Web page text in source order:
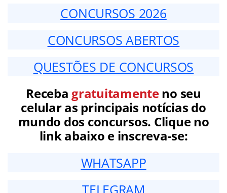
CONCURSOS 2026
CONCURSOS ABERTOS
QUESTÕES DE CONCURSOS
Receba gratuitamenteno seu
celular as principais notícias do
mundo dos concursos. Clique no
link abaixo e inscreva-se:
WHATSAPP
TELEGRAM